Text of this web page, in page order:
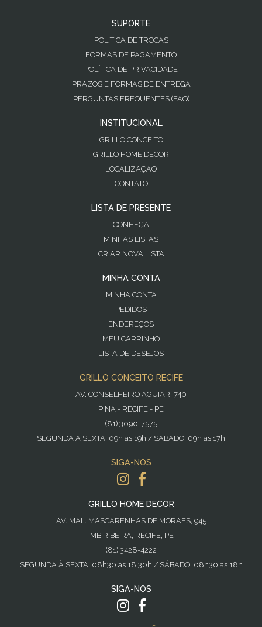
SUPORTE
POLÍTICA DE TROCAS
FORMAS DE PAGAMENTO
POLÍTICA DE PRIVACIDADE
PRAZOS E FORMAS DE ENTREGA
PERGUNTAS FREQUENTES (FAQ)
INSTITUCIONAL
GRILLO CONCEITO
GRILLO HOME DECOR
LOCALIZAÇÃO
CONTATO
LISTA DE PRESENTE
CONHEÇA
MINHAS LISTAS
CRIAR NOVA LISTA
MINHA CONTA
MINHA CONTA
PEDIDOS
ENDEREÇOS
MEU CARRINHO
LISTA DE DESEJOS
GRILLO CONCEITO RECIFE
AV. CONSELHEIRO AGUIAR, 740
PINA - RECIFE - PE
(81) 3090-7575
SEGUNDA À SEXTA: 09h as 19h / SÁBADO: 09h as 17h
SIGA-NOS
GRILLO HOME DECOR
AV. MAL. MASCARENHAS DE MORAES, 945
IMBIRIBEIRA, RECIFE, PE
(81) 3428-4222
SEGUNDA À SEXTA: 08h30 as 18:30h / SÁBADO: 08h30 as 18h
SIGA-NOS